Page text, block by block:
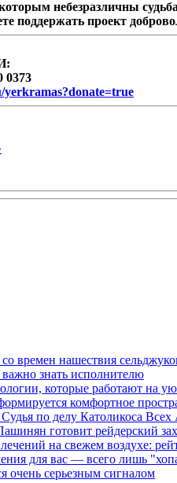
небезразличны
поддержать проект
0373
yerkramas?donate=true
времен нашествия
важно знать исполнителю
которые работают на
комфортное
по делу Католикоса Всех
готовит рейдерский
на свежем воздухе:
для вас — всего лишь
очень серьезным сигналом